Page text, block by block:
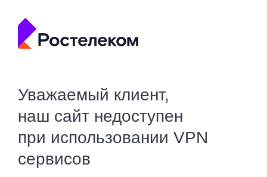
Уважаемый клиент,
наш сайт недоступен
при использовании VPN
сервисов